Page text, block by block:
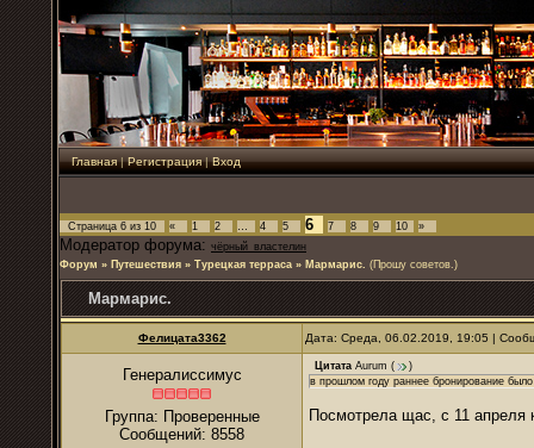
Главная|Регистрация|Вход
Страница 6 из 10 « 1 2 … 4 5 6 7 8 9 10 »
Модератор форума: чёрный_властелин
Форум » Путешествия » Турецкая терраса » Мармарис. (Прошу советов.)
Мармарис.
Фелицата3362 Дата: Среда, 06.02.2019, 19:05 |
Генералиссимус
Группа: Проверенные
Сообщений: 8558
Цитата Aurum (
)
в прошлом году раннее бронирование
Посмотрела щас, с 11 апреля